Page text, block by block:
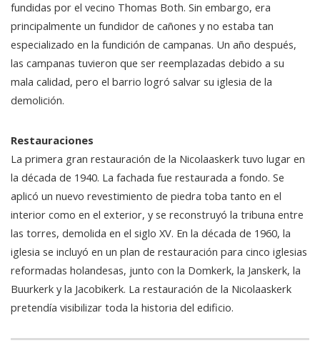
fundidas por el vecino Thomas Both. Sin embargo, era
principalmente un fundidor de cañones y no estaba tan
especializado en la fundición de campanas. Un año después,
las campanas tuvieron que ser reemplazadas debido a su
mala calidad, pero el barrio logró salvar su iglesia de la
demolición.
Restauraciones
La primera gran restauración de la Nicolaaskerk tuvo lugar en
la década de 1940. La fachada fue restaurada a fondo. Se
aplicó un nuevo revestimiento de piedra toba tanto en el
interior como en el exterior, y se reconstruyó la tribuna entre
las torres, demolida en el siglo XV. En la década de 1960, la
iglesia se incluyó en un plan de restauración para cinco iglesias
reformadas holandesas, junto con la Domkerk, la Janskerk, la
Buurkerk y la Jacobikerk. La restauración de la Nicolaaskerk
pretendía visibilizar toda la historia del edificio.